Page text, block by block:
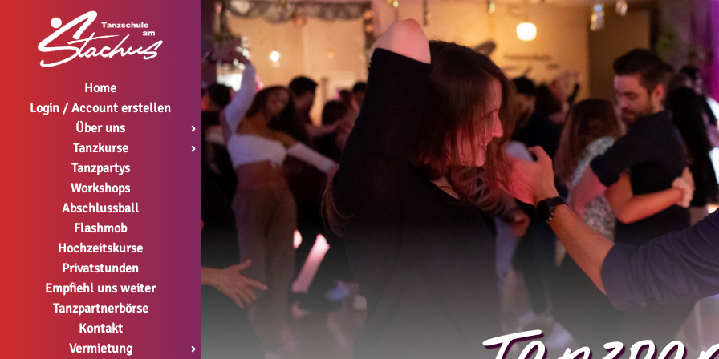
Home
Login / Account erstellen
Über uns
›
Tanzkurse
›
Tanzpartys
Workshops
Abschlussball
Flashmob
Hochzeitskurse
Privatstunden
Empfiehl uns weiter
Tanzpartnerbörse
Kontakt
Vermietung
›